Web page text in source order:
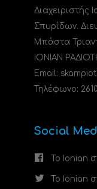
Διαχειριστής
Σπυρίδων.
Μπάστα
ΙΟΝΙΑΝ
Email:
Τηλέφωνο:
Social
Το Ionian
Το Ionian